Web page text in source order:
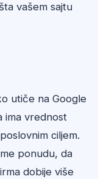
vašem sajtu
utiče na Google
ima vrednost
ciljem.
ponudu, da
dobije više